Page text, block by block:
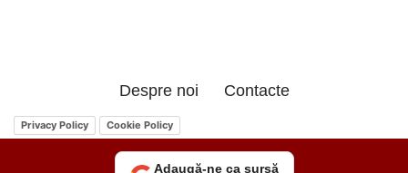
Despre noi Contacte
Privacy Policy Cookie Policy
Adaugă-ne ca sursă